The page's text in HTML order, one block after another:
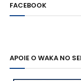
FACEBOOK
APOIE O WAKA NO